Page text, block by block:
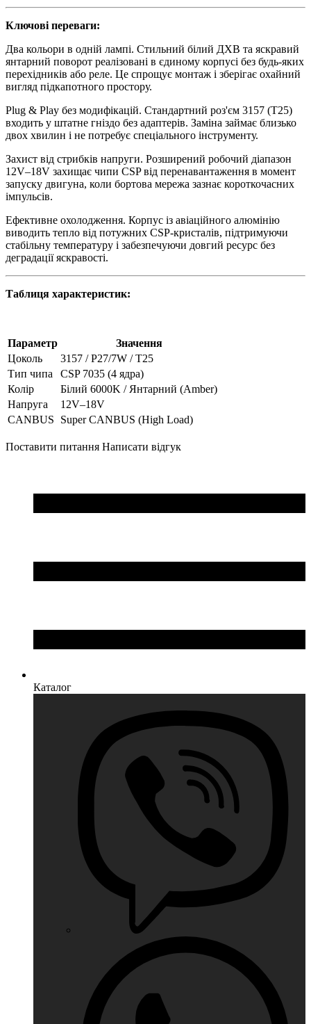
Ключові переваги:
Два кольори в одній лампі. Стильний білий ДХВ та яскравий
янтарний поворот реалізовані в єдиному корпусі без будь-яких
перехідників або реле. Це спрощує монтаж і зберігає охайний
вигляд підкапотного простору.
Plug & Play без модифікацій. Стандартний роз'єм 3157 (T25)
входить у штатне гніздо без адаптерів. Заміна займає близько
двох хвилин і не потребує спеціального інструменту.
Захист від стрибків напруги. Розширений робочий діапазон
12V–18V захищає чипи CSP від перенавантаження в момент
запуску двигуна, коли бортова мережа зазнає короткочасних
імпульсів.
Ефективне охолодження. Корпус із авіаційного алюмінію
виводить тепло від потужних CSP-кристалів, підтримуючи
стабільну температуру і забезпечуючи довгий ресурс без
деградації яскравості.
Таблиця характеристик:
Параметр
Значення
Цоколь
3157 / P27/7W / T25
Тип чипа
CSP 7035 (4 ядра)
Колір
Білий 6000K / Янтарний (Amber)
Напруга
12V–18V
CANBUS
Super CANBUS (High Load)
Поставити питання Написати відгук
Каталог